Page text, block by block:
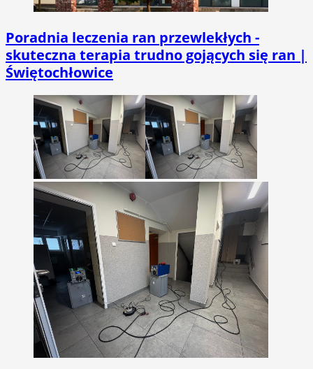
Poradnia leczenia ran przewlekłych -
skuteczna terapia trudno gojących się ran |
Świętochłowice